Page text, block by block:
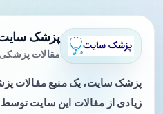
پزشک
مقالات
پزشک سایت، یک منبع مقالات
زیادی از مقالات این سایت